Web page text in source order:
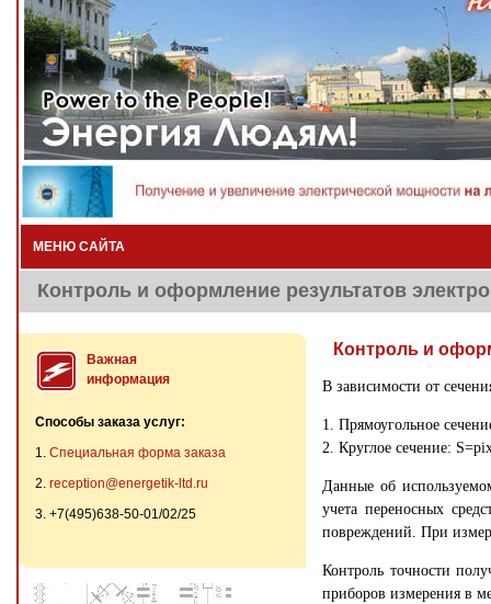
МЕНЮ САЙТА
Контроль и оформление результатов
Важная
информация
Способы заказа услуг:
1. Специальная форма заказа
2. reception@energetik-ltd.ru
3. +7(495)638-50-01/02/25
Контроль и
В зависимости от
1. Прямоугольное
2. Круглое сечение:
Данные об
учета переносных
повреждений. При
Контроль точности
приборов измерения в